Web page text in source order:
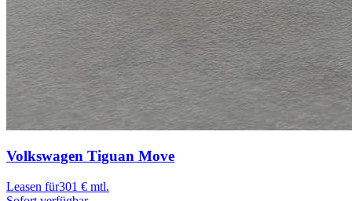
Volkswagen Tiguan Move
Leasen für301 € mtl.